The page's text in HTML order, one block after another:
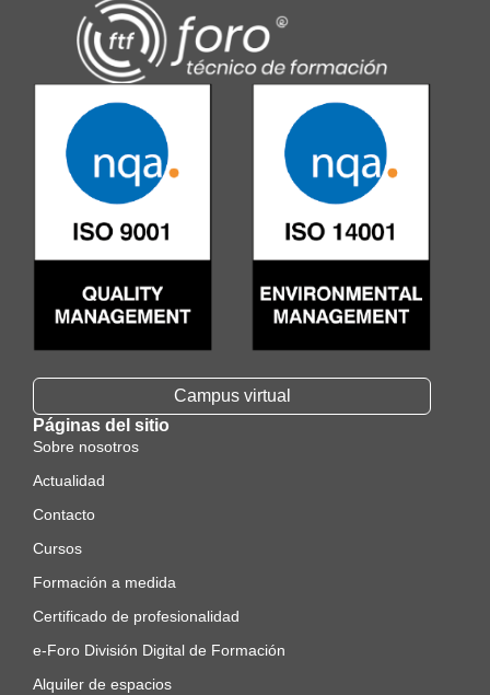
Campus virtual
Páginas del sitio
Sobre nosotros
Actualidad
Contacto
Cursos
Formación a medida
Certificado de profesionalidad
e-Foro División Digital de Formación
Alquiler de espacios